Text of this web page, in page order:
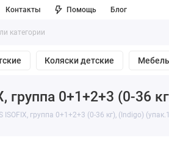
Контакты Помощь Блог
Коляски детские
группа 0+1+2+3 (0-
ISOFIX, группа 0+1+2+3 (0-36 кг), (Indigo)